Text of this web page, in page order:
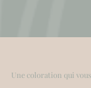
Une coloration qui